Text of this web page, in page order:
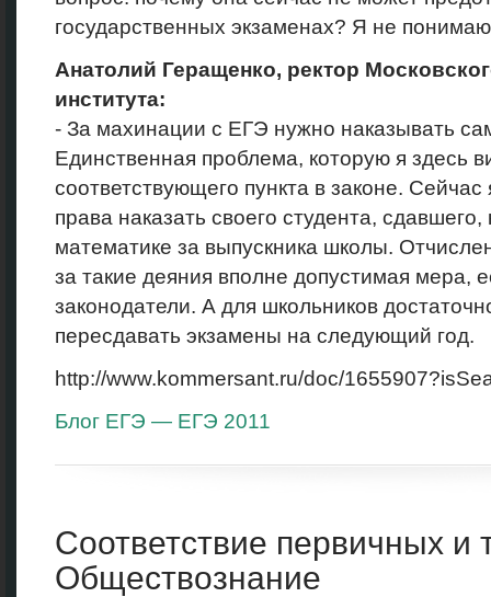
государственных экзаменах? Я не
Анатолий Геращенко, ректор
института:
- За махинации с ЕГЭ нужно наказывать
Единственная проблема, которую я здесь
соответствующего пункта в законе.
права наказать своего студента,
математике за выпускника школы.
за такие деяния вполне допустимая мера,
законодатели. А для школьников
пересдавать экзамены на следующий год.
http://www.kommersant.ru/doc/
Блог ЕГЭ — ЕГЭ 2011
Соответствие первичных и
Обществознание